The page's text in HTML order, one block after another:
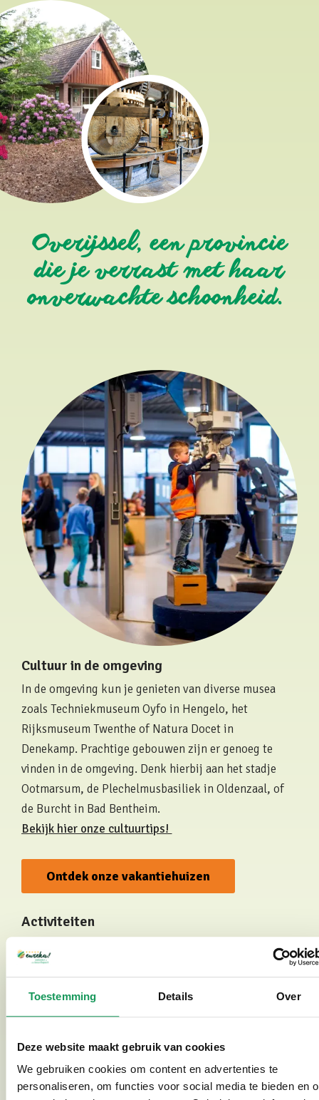
Toestemming Details Over
Deze website maakt gebruik van cookies
We gebruiken cookies om content en advertenties te
personaliseren, om functies voor social media te bieden en
Overijssel, een provincie
die je verrast met haar
onverwachte schoonheid.
Cultuur in de omgeving
In de omgeving kun je genieten van diverse musea
zoals Techniekmuseum Oyfo in Hengelo, het
Rijksmuseum Twenthe of Natura Docet in
Denekamp. Prachtige gebouwen zijn er genoeg te
vinden in de omgeving. Denk hierbij aan het stadje
Ootmarsum, de Plechelmusbasiliek in Oldenzaal, of
de Burcht in Bad Bentheim.
Bekijk hier onze cultuurtips!
Ontdek onze vakantiehuizen
Activiteiten
regio Overijssel. Of je nu houdt van wandelen, fietsen
wandelen door de groene bossen van Landgoed Het
dorpjes, uitgestrekte velden, beekjes en oude
boerderijen. Maar daarnaast is er op loopafstand de
mogelijkheid totzwemmen en zonnen. Op